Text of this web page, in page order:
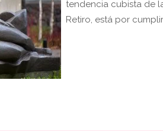
tendencia cubista de
Retiro, está por